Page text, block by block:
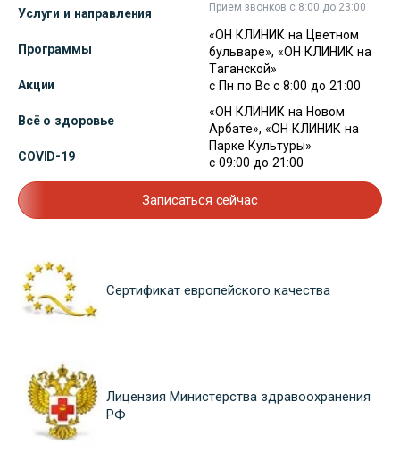
Услуги и направления
Программы
Акции
Всё о здоровье
COVID-19
Прием звонков с 8:00 до 23:00
«ОН КЛИНИК на Цветном
бульваре», «ОН КЛИНИК на
Таганской»
с Пн по Вс с 8:00 до 21:00
«ОН КЛИНИК на Новом
Арбате», «ОН КЛИНИК на
Парке Культуры»
с 09:00 до 21:00
Записаться сейчас
Сертификат европейского качества
Лицензия Министерства здравоохранения
РФ